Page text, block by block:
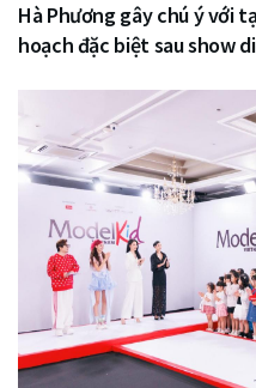
Hà Phương gây chú ý với
hoạch đặc biệt sau show